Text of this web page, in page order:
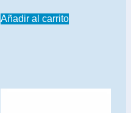
Añadir al carrito